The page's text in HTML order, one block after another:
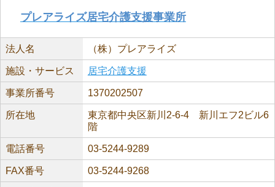
プレアライズ居宅介護支援事業所
法人名 （株）プレアライズ
施設・サービス 居宅介護支援
事業所番号 1370202507
所在地
東京都中央区新川2-6-4 新川エフ2ビル6
階
電話番号 03-5244-9289
FAX番号 03-5244-9268